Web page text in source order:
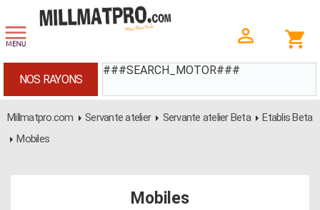
###SEARCH_MOTOR###
NOS RAYONS
Millmatpro.com Servante atelier Servante atelier Beta
Etablis Beta
Mobiles
Mobiles